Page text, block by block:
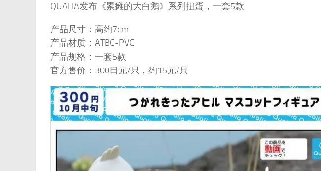
QUALIA发布《累瘫的大白鹅》系列扭蛋，一套5款
产品尺寸：高约7cm
产品材质：ATBC-PVC
产品规格：一套5款
官方售价：300日元/只，约15元/只